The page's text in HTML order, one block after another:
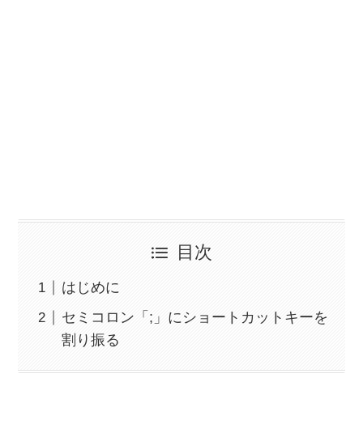
目次
はじめに
セミコロン「;」にショートカットキーを
割り振る